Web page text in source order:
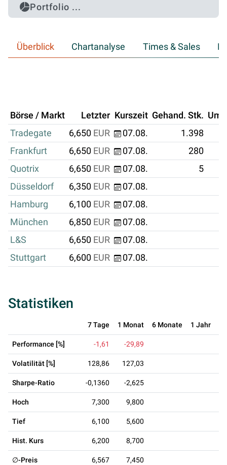
Portfolio ...
Überblick Chartanalyse Times & Sales
Börse / Markt Letzter Kurszeit Gehand. Stk.
Tradegate
6,650 EUR 07.08. 1.398
Frankfurt
6,650 EUR 07.08. 280
Quotrix
6,650 EUR 07.08.
5
Düsseldorf
6,350 EUR
07.08.
Hamburg
6,100 EUR
07.08.
München
6,850 EUR
07.08.
L&S
6,650 EUR
07.08.
Stuttgart
6,600 EUR 07.08.
Statistiken
7 Tage 1 Monat 6 Monate 1 Jahr
Performance [%] -1,61 -29,89
Volatilität [%] 128,86 127,03
Sharpe-Ratio -0,1360 -2,625
Hoch 7,300 9,800
Tief 6,100 5,600
Hist. Kurs 6,200 8,700
∅-Preis 6,567 7,450